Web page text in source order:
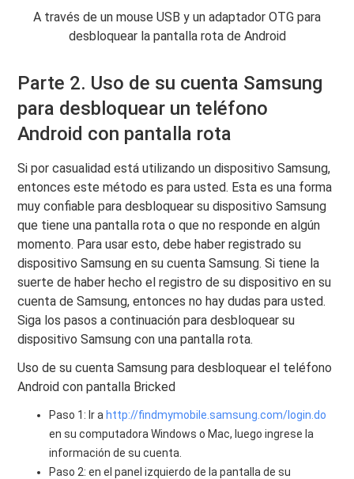
A través de un mouse USB y un adaptador OTG para
desbloquear la pantalla rota de Android
Parte 2. Uso de su cuenta Samsung
para desbloquear un teléfono
Android con pantalla rota
Si por casualidad está utilizando un dispositivo Samsung,
entonces este método es para usted. Esta es una forma
muy confiable para desbloquear su dispositivo Samsung
que tiene una pantalla rota o que no responde en algún
momento. Para usar esto, debe haber registrado su
dispositivo Samsung en su cuenta Samsung. Si tiene la
suerte de haber hecho el registro de su dispositivo en su
cuenta de Samsung, entonces no hay dudas para usted.
Siga los pasos a continuación para desbloquear su
dispositivo Samsung con una pantalla rota.
Uso de su cuenta Samsung para desbloquear el teléfono
Android con pantalla Bricked
Paso 1: Ir a http://findmymobile.samsung.com/login.do
en su computadora Windows o Mac, luego ingrese la
información de su cuenta.
Paso 2: en el panel izquierdo de la pantalla de su